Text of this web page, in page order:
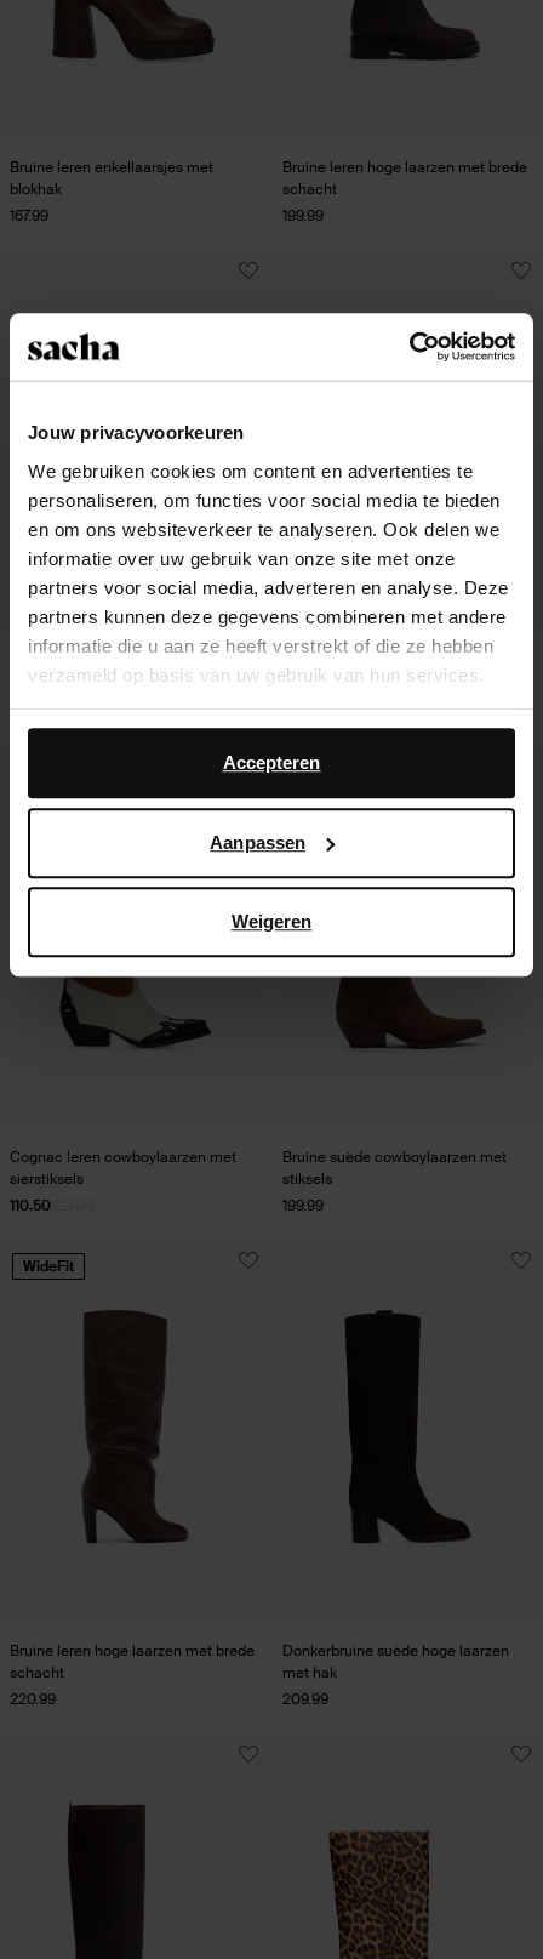
Jouw privacyvoorkeuren
We gebruiken cookies om content en advertenties te
personaliseren, om functies voor social media te bieden
en om ons websiteverkeer te analyseren. Ook delen we
informatie over uw gebruik van onze site met onze
partners voor social media, adverteren en analyse. Deze
partners kunnen deze gegevens combineren met andere
informatie die u aan ze heeft verstrekt of die ze hebben
verzameld op basis van uw gebruik van hun services.
Daarnaast werken wij samen met Google voor
advertentie- en meetdoeleinden. Meer informatie over
hoe Google uw persoonsgegevens gebruikt, vindt u op
Accepteren
Aanpassen
Weigeren
Bruine leren enkellaarsjes met
blokhak
167.99
Bruine leren hoge laarzen met brede
schacht
199.99
209.99 209.99
Cognac leren cowboylaarzen met
sierstiksels
110.50
Bruine suède cowboylaarzen met
stiksels
199.99
Bruine leren hoge laarzen met brede
schacht
220.99
WideFit
Donkerbruine suède hoge laarzen
met hak
209.99